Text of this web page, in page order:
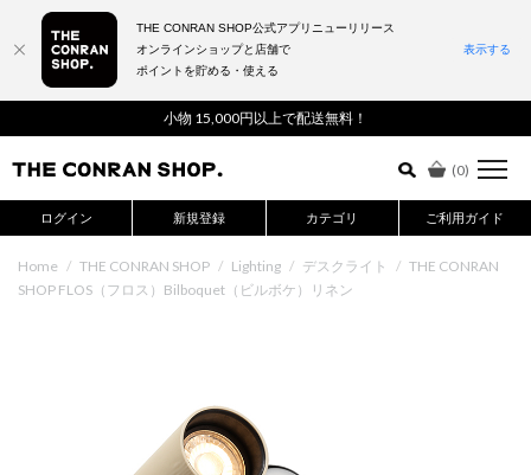
小物 15,000円以上で配送無料！
(0)
ログイン 新規登録 カテゴリ ご利用ガイド
詳細検索はこちら
Home / THE CONRAN SHOP / Lighting / デスクライト / THE CONRAN
SHOP FLOS（フロス）Bilboquet（ビルボケ）リネン
THE CONRAN SHOP公式アプリニューリリース
オンラインショップと店舗で
ポイントを貯める・使える
表示する